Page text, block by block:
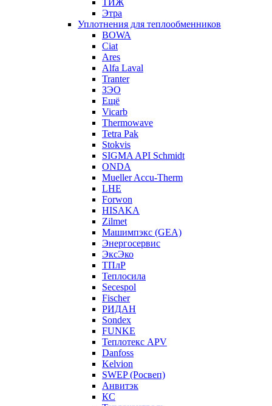
ТИЖ
Этра
Уплотнения для теплообменников
BOWA
Ciat
Ares
Alfa Laval
Tranter
ЗЭО
Ещё
Vicarb
Thermowave
Tetra Pak
Stokvis
SIGMA API Schmidt
ONDA
Mueller Accu-Therm
LHE
Forwon
HISAKA
Zilmet
Машимпэкс (GEA)
Энергосервис
ЭксЭко
ТПлР
Теплосила
Secespol
Fischer
РИДАН
Sondex
FUNKE
Теплотекс APV
Danfoss
Kelvion
SWEP (Росвеп)
Анвитэк
КС